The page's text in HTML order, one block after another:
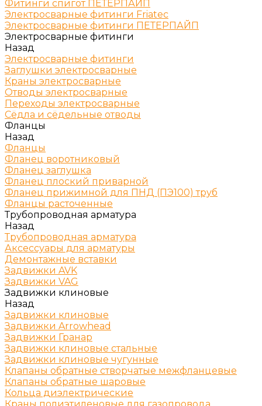
Фитинги спигот ПЕТЕРПАЙП
Электросварные фитинги Friatec
Электросварные фитинги ПЕТЕРПАЙП
Электросварные фитинги
Назад
Электросварные фитинги
Заглушки электросварные
Краны электросварные
Отводы электросварные
Переходы электросварные
Сёдла и сёдельные отводы
Фланцы
Назад
Фланцы
Фланец воротниковый
Фланец заглушка
Фланец плоский приварной
Фланец прижимной для ПНД (ПЭ100) труб
Фланцы расточенные
Трубопроводная арматура
Назад
Трубопроводная арматура
Аксессуары для арматуры
Демонтажные вставки
Задвижки AVK
Задвижки VAG
Задвижки клиновые
Назад
Задвижки клиновые
Задвижки Arrowhead
Задвижки Гранар
Задвижки клиновые стальные
Задвижки клиновые чугунные
Клапаны обратные створчатые межфланцевые
Клапаны обратные шаровые
Кольца диэлектрические